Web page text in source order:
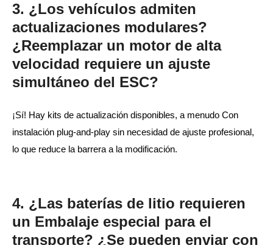
3. ¿Los vehículos admiten
actualizaciones modulares?
¿Reemplazar un motor de alta
velocidad requiere un ajuste
simultáneo del ESC?
¡Sí! Hay kits de actualización disponibles, a menudo Con
instalación plug-and-play sin necesidad de ajuste profesional,
lo que reduce la barrera a la modificación.
4. ¿Las baterías de litio requieren
un Embalaje especial para el
transporte? ¿Se pueden enviar con